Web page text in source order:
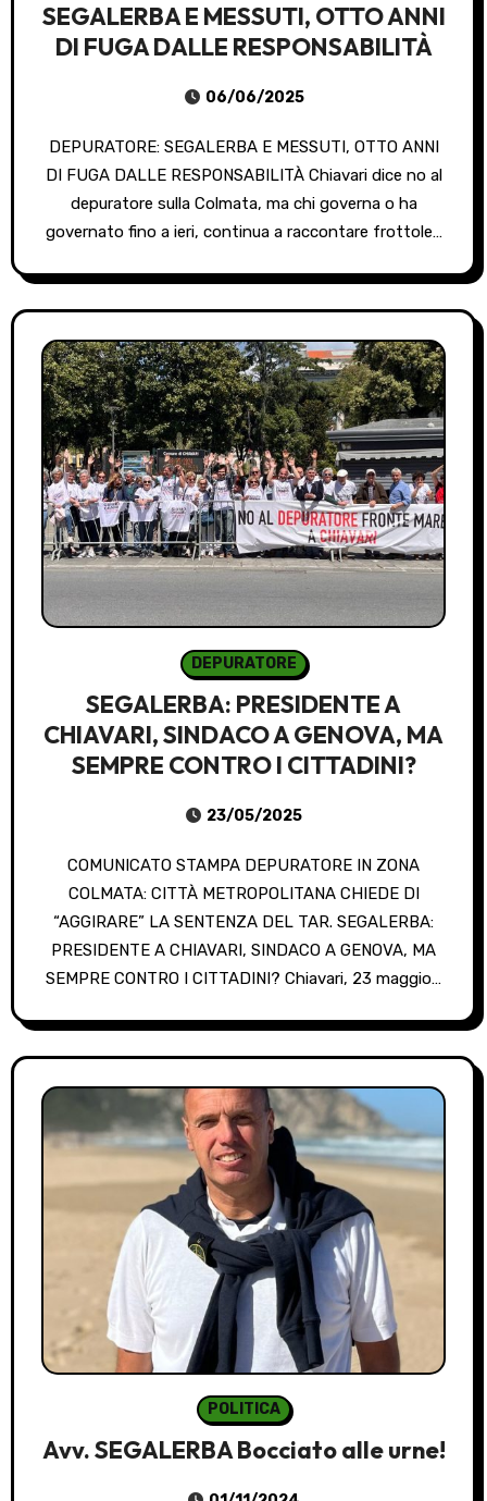
SEGALERBA E MESSUTI, OTTO ANNI
DI FUGA DALLE RESPONSABILITÀ
06/06/2025
DEPURATORE: SEGALERBA E MESSUTI, OTTO ANNI
DI FUGA DALLE RESPONSABILITÀ Chiavari dice no al
depuratore sulla Colmata, ma chi governa o ha
governato fino a ieri, continua a raccontare frottole…
DEPURATORE
SEGALERBA: PRESIDENTE A
CHIAVARI, SINDACO A GENOVA, MA
SEMPRE CONTRO I CITTADINI?
23/05/2025
COMUNICATO STAMPA DEPURATORE IN ZONA
COLMATA: CITTÀ METROPOLITANA CHIEDE DI
“AGGIRARE” LA SENTENZA DEL TAR. SEGALERBA:
PRESIDENTE A CHIAVARI, SINDACO A GENOVA, MA
SEMPRE CONTRO I CITTADINI? Chiavari, 23 maggio…
POLITICA
Avv. SEGALERBA Bocciato alle urne!